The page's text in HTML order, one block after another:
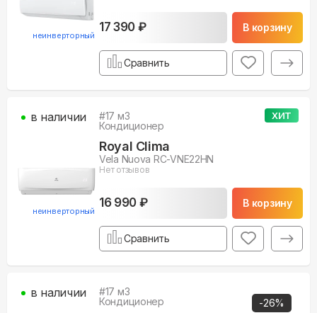
неинверторный
17 390 ₽ В корзину
Сравнить
ХИТ
неинверторный
#17 м3
Кондиционер
Royal Clima
Vela Nuova RC-VNE22HN
Нет отзывов
16 990 ₽ В корзину
в наличии
Сравнить
-26%
#17 м3
Кондиционер
в наличии